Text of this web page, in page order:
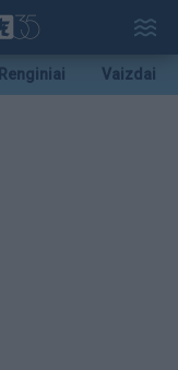
Renginiai Vaizdai